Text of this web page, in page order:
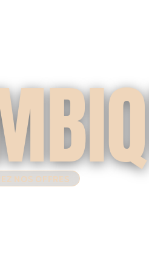
NOS OFFRES